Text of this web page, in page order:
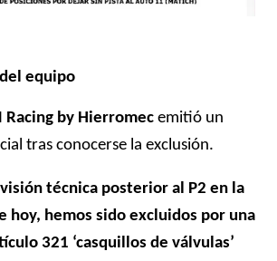
equipo
Racing by Hierromec emitió un
tras conocerse la exclusión.
técnica posterior al P2 en la
hoy, hemos sido excluidos por una
321 ‘casquillos de válvulas’